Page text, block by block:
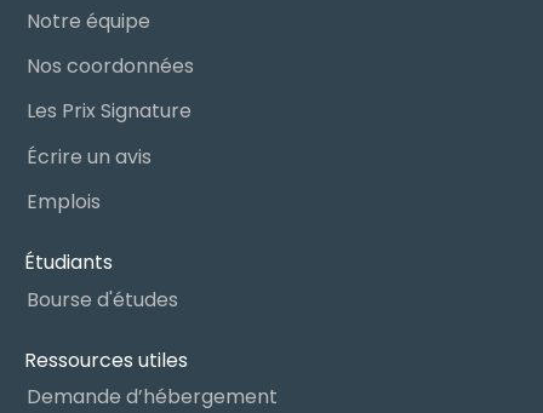
Notre équipe
Nos coordonnées
Les Prix Signature
Écrire un avis
Emplois
Étudiants
Bourse d'études
Ressources utiles
Demande d’hébergement